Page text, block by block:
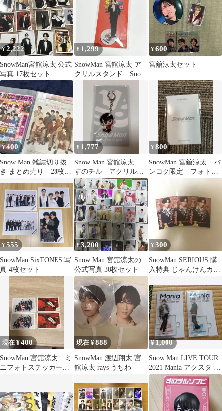
¥2,222
SnowMan宮舘涼太 公式
写真 17枚セット
¥ 1,299
SnowMan 宮舘涼太 ア
クリルスタンド Snow
¥600
宮舘涼太セット
¥400
Snow Man 雑誌切り抜
き まとめ売り 28枚程
度
¥ 1,777
Snow Man 宮舘涼太
すのチル アクリルキ
ーホルダー
¥800
SnowMan 宮舘涼太 バ
ンコク限定 フォトカ
¥555
SnowMan SixTONES 写
真 4枚セット
¥3,200
Snow Man 宮舘涼太の
公式写真 30枚セット
¥300
SnowMan SERIOUS 購
入特典 じゃんけんカー
現在 ¥400
SnowMan 宮舘涼太 ミ
ニフォトステッカー
現在 ¥888
SnowMan 渡辺翔太 宮
舘涼太 rays うちわ
¥1,000
Snow Man LIVE TOUR
2021 Mania アクスタ ま
とめ売り